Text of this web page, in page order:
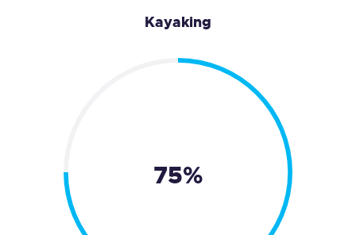
Kayaking
75%